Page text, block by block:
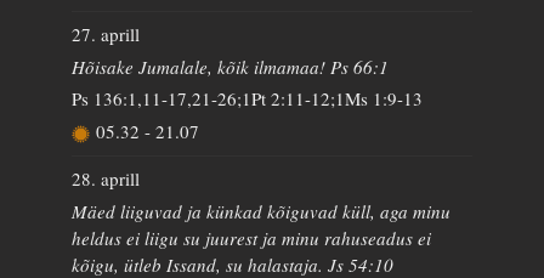
27. aprill
Hõisake Jumalale, kõik ilmamaa! Ps 66:1
Ps 136:1,11-17,21-26;1Pt 2:11-12;1Ms 1:9-13
05.32 - 21.07
28. aprill
Mäed liiguvad ja künkad kõiguvad küll, aga minu
heldus ei liigu su juurest ja minu rahuseadus ei
kõigu, ütleb Issand, su halastaja. Js 54:10